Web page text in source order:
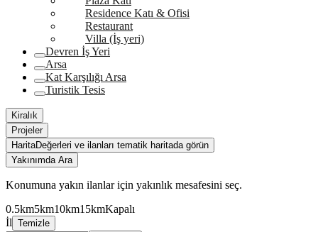
Residence Katı & Ofisi
Restaurant
Villa (İş yeri)
Devren İş Yeri
Arsa
Kat Karşılığı Arsa
Turistik Tesis
Kiralık
Projeler
HaritaDeğerleri ve ilanları tematik haritada görün
Yakınımda Ara
Konumuna yakın ilanlar için yakınlık mesafesini seç.
0.5km5km10km15kmKapalı
İl Temizle